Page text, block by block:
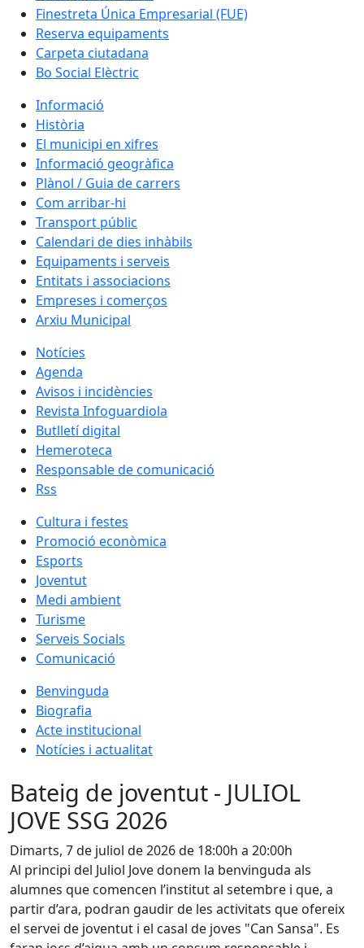
Finestreta Única Empresarial (FUE)
Reserva equipaments
Carpeta ciutadana
Bo Social Elèctric
Informació
Història
El municipi en xifres
Informació geogràfica
Plànol / Guia de carrers
Com arribar-hi
Transport públic
Calendari de dies inhàbils
Equipaments i serveis
Entitats i associacions
Empreses i comerços
Arxiu Municipal
Notícies
Agenda
Avisos i incidències
Revista Infoguardiola
Butlletí digital
Hemeroteca
Responsable de comunicació
Rss
Cultura i festes
Promoció econòmica
Esports
Joventut
Medi ambient
Turisme
Serveis Socials
Comunicació
Benvinguda
Biografia
Acte institucional
Notícies i actualitat
Bateig de joventut - JULIOL
JOVE SSG 2026
Dimarts, 7 de juliol de 2026 de 18:00h a 20:00h
Al principi del Juliol Jove donem la benvinguda als
alumnes que comencen l’institut al setembre i que, a
partir d’ara, podran gaudir de les activitats que ofereix
el servei de joventut i el casal de joves "Can Sansa". Es